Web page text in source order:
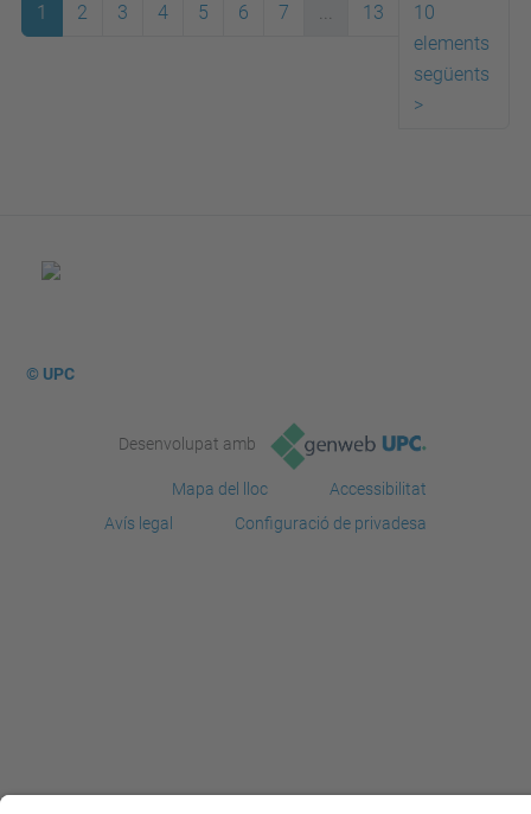
1 2 3 4 5 6 7 ... 13
10
elements
següents
>
© UPC
Desenvolupat amb
Mapa del lloc
Accessibilitat
Avís legal
Configuració de privadesa